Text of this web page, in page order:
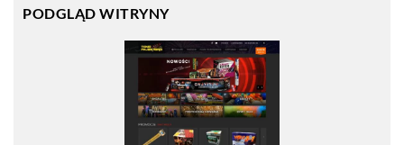
PODGLĄD WITRYNY